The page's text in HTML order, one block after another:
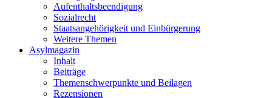
Aufenthaltsbeendigung
Sozialrecht
Staatsangehörigkeit und Einbürgerung
Weitere Themen
Asylmagazin
Inhalt
Beiträge
Themenschwerpunkte und Beilagen
Rezensionen